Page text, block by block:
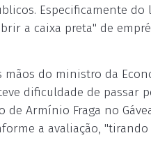
Especificamente
a caixa preta" de
do ministro da
dificuldade de passar
Armínio Fraga no
a avaliação, "tirando